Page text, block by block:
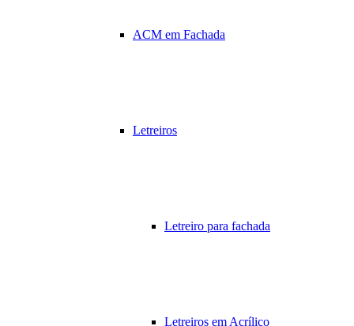
ACM em Fachada
Letreiros
Letreiro para fachada
Letreiros em Acrílico